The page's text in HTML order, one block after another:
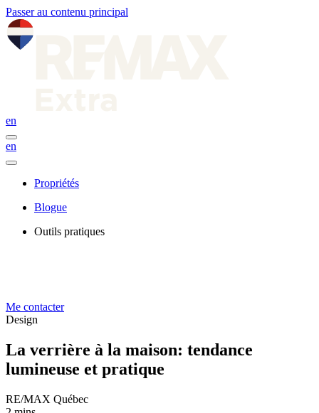
Passer au contenu principal
en
en
Propriétés
Blogue
Outils pratiques
Me contacter
Design
La verrière à la maison: tendance
lumineuse et pratique
RE/MAX Québec